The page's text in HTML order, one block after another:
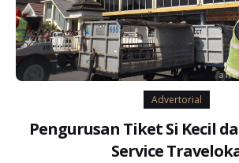
Advertorial
Pengurusan Tiket Si Kecil
Service